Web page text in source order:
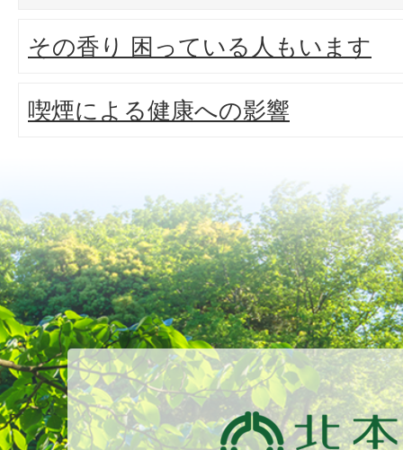
その香り 困っている人もいます
喫煙による健康への影響